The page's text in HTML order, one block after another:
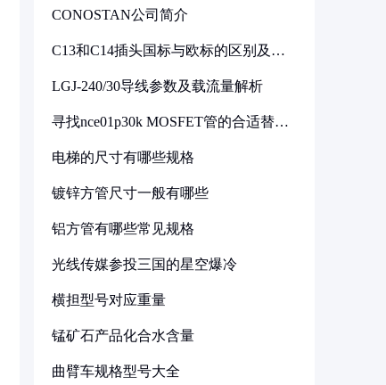
CONOSTAN公司简介
C13和C14插头国标与欧标的区别及其
LGJ-240/30导线参数及载流量解析
寻找nce01p30k MOSFET管的合适替代
电梯的尺寸有哪些规格
镀锌方管尺寸一般有哪些
铝方管有哪些常见规格
光线传媒参投三国的星空爆冷
横担型号对应重量
锰矿石产品化合水含量
曲臂车规格型号大全